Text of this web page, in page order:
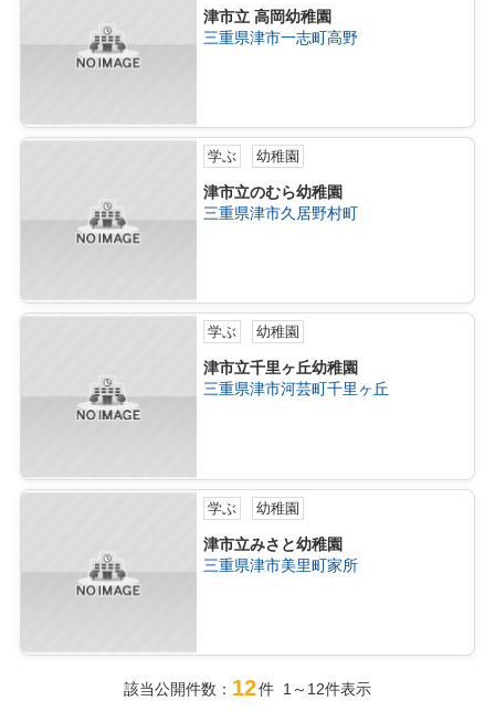
津市立 高岡幼稚園
三重県津市一志町高野
学ぶ 幼稚園
津市立のむら幼稚園
三重県津市久居野村町
学ぶ 幼稚園
津市立千里ヶ丘幼稚園
三重県津市河芸町千里ヶ丘
学ぶ 幼稚園
津市立みさと幼稚園
三重県津市美里町家所
該当公開件数： 12件 1～12件表示